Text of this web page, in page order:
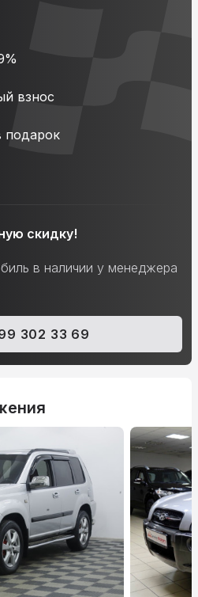
взнос
скидку!
в наличии у менеджера
302 33 69